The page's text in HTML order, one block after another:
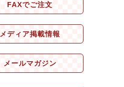
FAXでご注文
メディア掲載情報
メールマガジン